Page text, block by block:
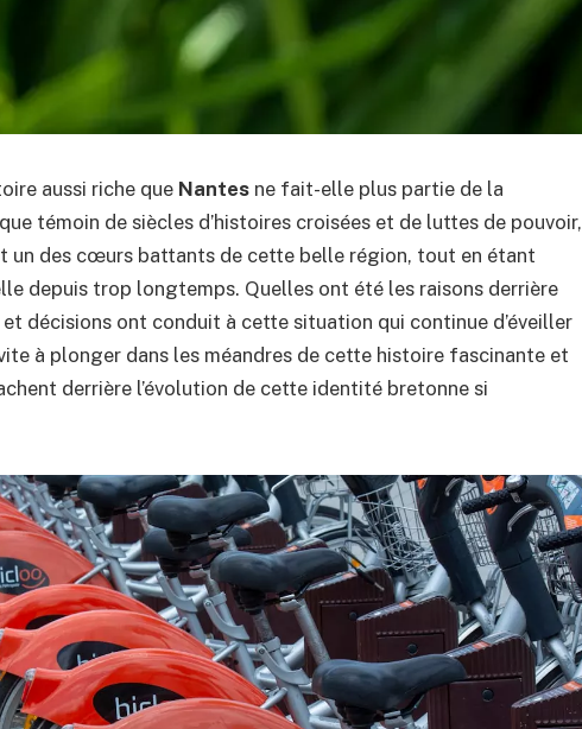
aussi riche que Nantes ne fait-elle plus partie de la
témoin de siècles d’histoires croisées et de luttes de pouvoir,
un des cœurs battants de cette belle région, tout en étant
depuis trop longtemps. Quelles ont été les raisons derrière
décisions ont conduit à cette situation qui continue d’éveiller
à plonger dans les méandres de cette histoire fascinante et
derrière l’évolution de cette identité bretonne si